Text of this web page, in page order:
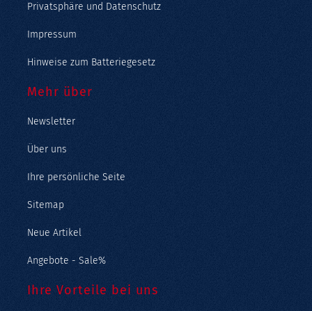
Privatsphäre und Datenschutz
Impressum
Hinweise zum Batteriegesetz
Mehr über
Newsletter
Über uns
Ihre persönliche Seite
Sitemap
Neue Artikel
Angebote - Sale%
Ihre Vorteile bei uns